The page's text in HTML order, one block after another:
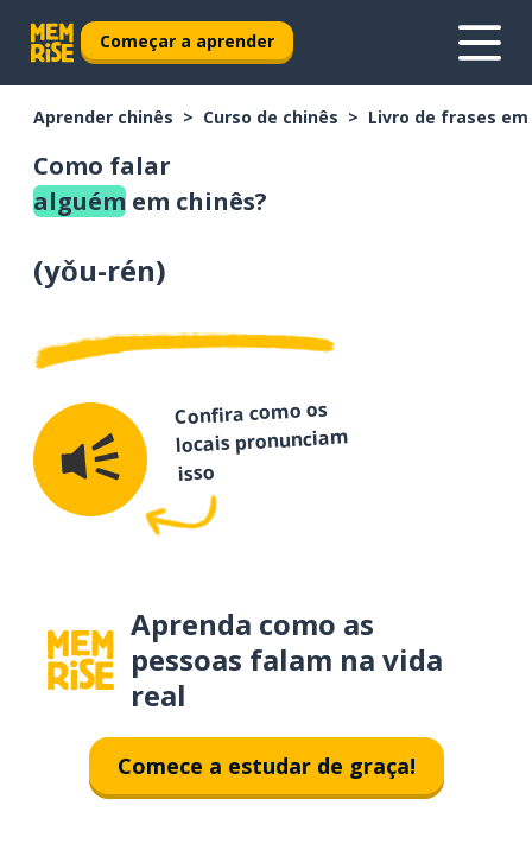
Começar a aprender
Aprender chinês Curso de chinês Livro de frases
Como falar
alguém em chinês?
(yǒu-rén)
Confira como os
locais pronunciam
isso
Aprenda como as
pessoas falam na vida
real
Comece a estudar de graça!